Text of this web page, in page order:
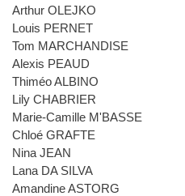
Arthur OLEJKO
Louis PERNET
Tom MARCHANDISE
Alexis PEAUD
Thiméo ALBINO
Lily CHABRIER
Marie-Camille M'BASSE
Chloé GRAFTE
Nina JEAN
Lana DA SILVA
Amandine ASTORG